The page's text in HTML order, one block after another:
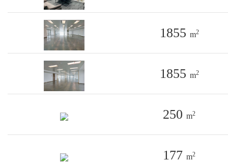
1855 m2
1855 m2
250 m2
177 m2